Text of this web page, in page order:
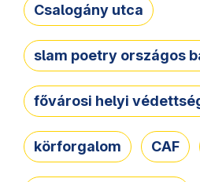
Csalogány utca
slam poetry országos
fővárosi helyi
körforgalom CAF